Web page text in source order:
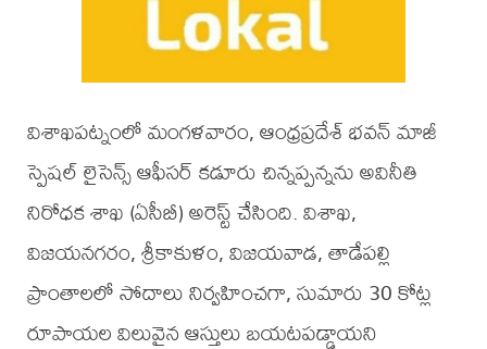
విశాఖపట్నంలో మంగళవారం, ఆంధ్రప్రదేశ్ భవన్ మాజీ
స్పెషల్ లైసెన్స్ ఆఫీసర్ కడూరు చిన్నప్పన్నను అవినీతి
నిరోధక శాఖ (ఏసీబీ) అరెస్ట్ చేసింది. విశాఖ,
విజయనగరం, శ్రీకాకుళం, విజయవాడ, తాడేపల్లి
ప్రాంతాలలో సోదాలు నిర్వహించగా, సుమారు 30 కోట్ల
రూపాయల విలువైన ఆస్తులు బయటపడ్డాయని